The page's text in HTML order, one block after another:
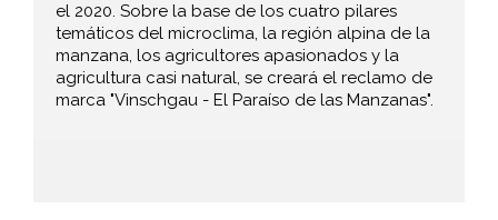
el 2020. Sobre la base de los cuatro pilares
temáticos del microclima, la región alpina de la
manzana, los agricultores apasionados y la
agricultura casi natural, se creará el reclamo de
marca "Vinschgau - El Paraíso de las Manzanas".